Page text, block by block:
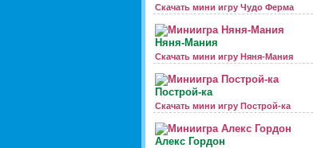
Скачать мини игру Чудо Ферма
Няня-Мания
Скачать мини игру Няня-Мания
Построй-ка
Скачать мини игру Построй-ка
Алекс Гордон